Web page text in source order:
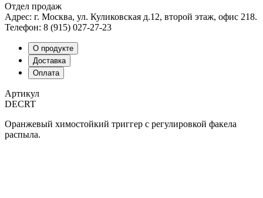
Отдел продаж
Адрес: г. Москва, ул. Куликовская д.12, второй этаж, офис 218.
Телефон: 8 (915) 027-27-23
О продукте
Доставка
Оплата
Артикул
DECRT
Оранжевый химостойкий триггер с регулировкой факела
распыла.